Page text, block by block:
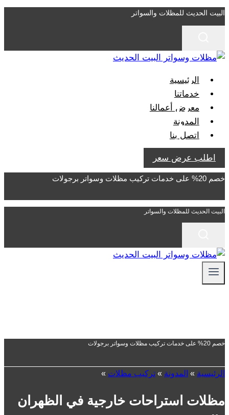
التجاوز
إلى
البيت الحديث للمظلات والسواتر
الرئيسية
خدماتنا
معرض أعمالنا
المدونة
اتصل بنا
اطلب عرض سعر
خصم 20% على خدمات تركيب مظلات وسواتر برجولات
البيت الحديث للمظلات والسواتر
خصم 20% على خدمات تركيب مظلات وسواتر برجولات
الرئيسية » المدونة » تركيب مظلات »
مظلات استراحات خارجية في الظهران